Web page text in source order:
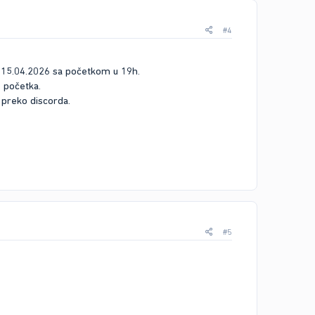
#4
sa početkom u 19h.
početka.
discorda.​
#5